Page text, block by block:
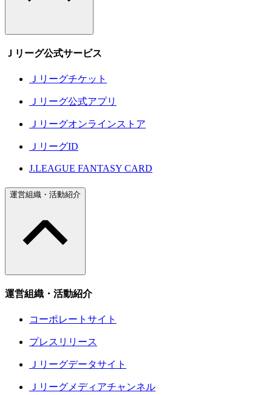
Ｊリーグ公式サービス
Ｊリーグチケット
Ｊリーグ公式アプリ
Ｊリーグオンラインストア
ＪリーグID
J.LEAGUE FANTASY CARD
運営組織・活動紹介
運営組織・活動紹介
コーポレートサイト
プレスリリース
Ｊリーグデータサイト
Ｊリーグメディアチャンネル